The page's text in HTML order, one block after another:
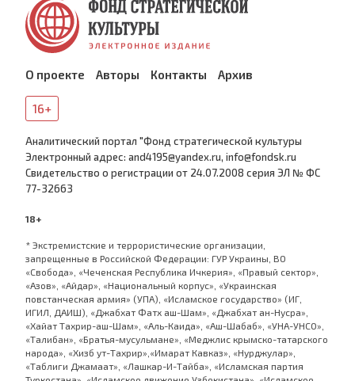
О проекте Авторы Контакты Архив
16+
Аналитический портал "Фонд стратегической культуры
Электронный адрес: and4195@yandex.ru, info@fondsk.ru
Cвидетельство о регистрации от 24.07.2008 серия ЭЛ № ФС
77-32663
18+
* Экстремистские и террористические организации,
запрещенные в Российской Федерации: ГУР Украины, ВО
«Свобода», «Чеченская Республика Ичкерия», «Правый сектор»,
«Азов», «Айдар», «Национальный корпус», «Украинская
повстанческая армия» (УПА), «Исламское государство» (ИГ,
ИГИЛ, ДАИШ), «Джабхат Фатх аш-Шам», «Джабхат ан-Нусра»,
«Хайат Тахрир-аш-Шам», «Аль-Каида», «Аш-Шабаб», «УНА-УНСО»,
«Талибан», «Братья-мусульмане», «Меджлис крымско-татарского
народа», «Хизб ут-Тахрир»,«Имарат Кавказ», «Нурджулар»,
«Таблиги Джамаат», «Лашкар-И-Тайба», «Исламская партия